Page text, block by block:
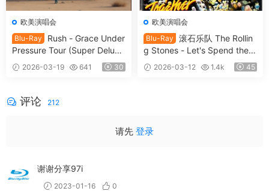
欧美演唱会
Blu-Ray
Rush - Grace Under
Pressure Tour (Super Deluxe
Edition) 2026 [BDISO 46.4G
B]
2026-03-19 641 30
欧美演唱会
Blu-Ray
滚石乐队 The Rollin
g Stones - Let's Spend the
Night Together (2026, 4K U
HD Blu-ray) [BDISO 68.9GB]
2026-03-12 1.4k 45
评论 212
请先 登录
谢谢分享97i
2023-01-16 0